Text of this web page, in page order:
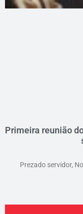
Primeira reunião
Prezado servidor,